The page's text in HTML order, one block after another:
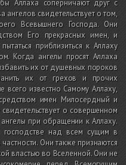
Аллаха соперничают друг с
ангелов свидетельствует о том,
Всевышнего Господа. Они
Его прекрасных имен, и
приблизиться к Аллаху
Когда ангелы просят Аллаха
их от душевных пороков
их от грехов и прочих
всего известно Самому Аллаху,
имен Милосердный и
о совершенном
при обращении к Аллаху.
господстве над всем сущим в
Они также признаются
властью во Вселенной. Они не